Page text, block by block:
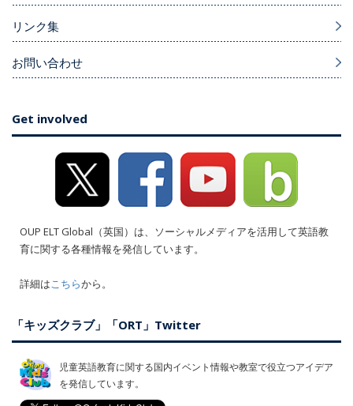
リンク集
お問い合わせ
Get involved
OUP ELT Global（英国）は、ソーシャルメディアを活用して英語教
育に関する各種情報を発信しています。
詳細はこちらから。
「キッズクラブ」「ORT」Twitter
児童英語教育に関する国内イベント情報や教室で役立つアイデア
を発信しています。